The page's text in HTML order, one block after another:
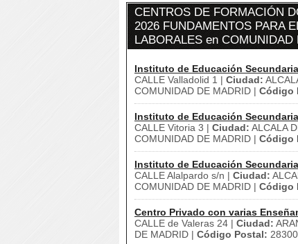
CENTROS DE FORMACIÓN
2026 FUNDAMENTOS PARA
LABORALES en COMUNIDAD
Instituto de Educación
CALLE Valladolid 1 | Ciudad:
COMUNIDAD DE MADRID | Código
Instituto de Educación
CALLE Vitoria 3 | Ciudad: ALCALA
COMUNIDAD DE MADRID | Código
Instituto de Educación
CALLE Alalpardo s/n | Ciudad:
COMUNIDAD DE MADRID | Código
Centro Privado con varias
CALLE de Valeras 24 | Ciudad:
DE MADRID | Código Postal: 28300